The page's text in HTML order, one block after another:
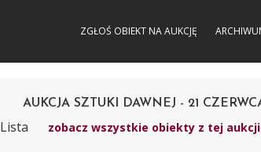
ZGŁOŚ OBIEKT NA AUKCJĘ
AUKCJA SZTUKI DAWNEJ - 21
Lista zobacz wszystkie obiekty z tej aukcji